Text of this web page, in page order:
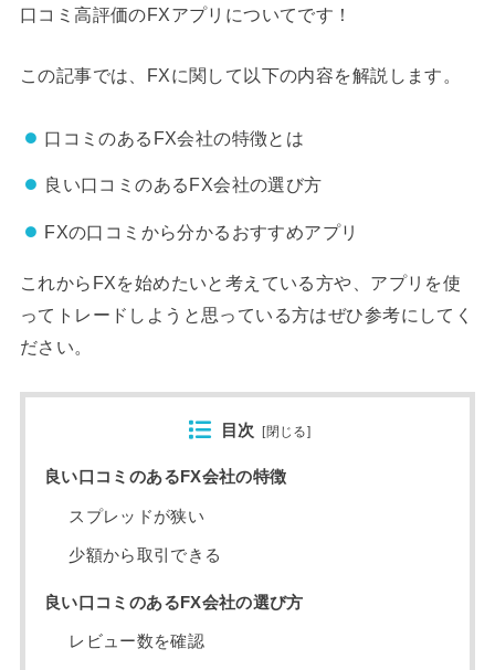
口コミ高評価のFXアプリについてです！
この記事では、FXに関して以下の内容を解説します。
口コミのあるFX会社の特徴とは
良い口コミのあるFX会社の選び方
FXの口コミから分かるおすすめアプリ
これからFXを始めたいと考えている方や、アプリを使
ってトレードしようと思っている方はぜひ参考にしてく
ださい。
目次 [閉じる]
良い口コミのあるFX会社の特徴
スプレッドが狭い
少額から取引できる
良い口コミのあるFX会社の選び方
レビュー数を確認